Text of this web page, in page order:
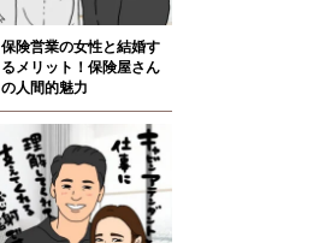
保険営業の女性と結婚す
るメリット！保険屋さん
の人間的魅力